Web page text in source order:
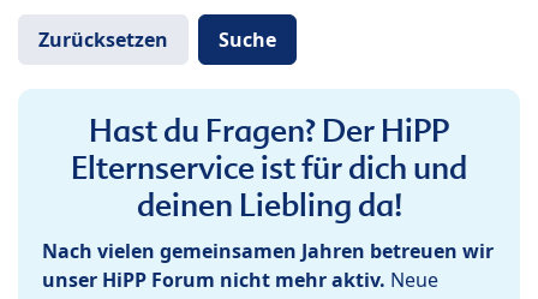
Hast du Fragen? Der HiPP
Elternservice ist für dich und
deinen Liebling da!
Nach vielen gemeinsamen Jahren betreuen wir
unser HiPP Forum nicht mehr aktiv. Neue